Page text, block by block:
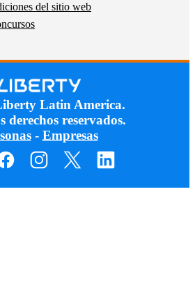
del sitio web
Latin America.
derechos reservados.
- Empresas